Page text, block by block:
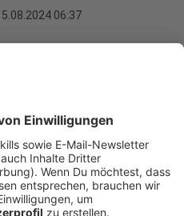
06:37
in